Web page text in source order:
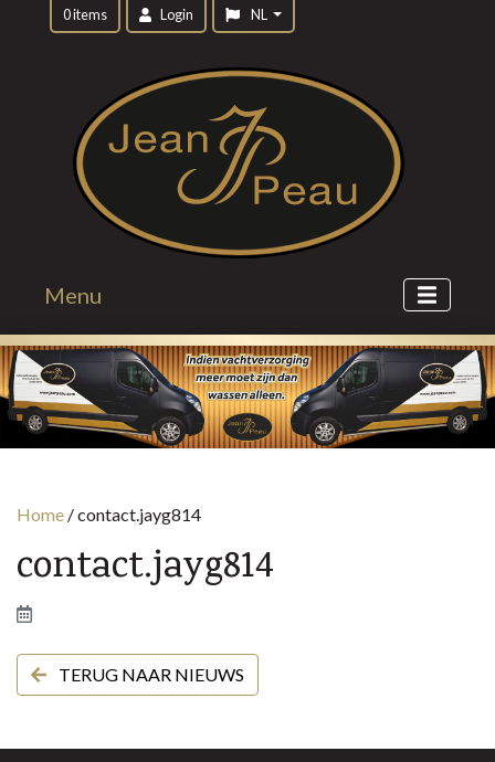
0 items Login NL
Menu
Home /contact.jayg814
contact.jayg814
TERUG NAAR NIEUWS